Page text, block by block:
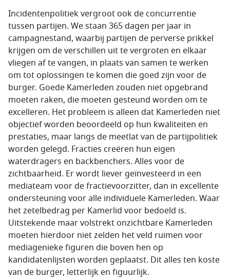
Incidentenpolitiek vergroot ook de concurrentie
tussen partijen. We staan 365 dagen per jaar in
campagnestand, waarbij partijen de perverse prikkel
krijgen om de verschillen uit te vergroten en elkaar
vliegen af te vangen, in plaats van samen te werken
om tot oplossingen te komen die goed zijn voor de
burger. Goede Kamerleden zouden niet opgebrand
moeten raken, die moeten gesteund worden om te
excelleren. Het probleem is alleen dat Kamerleden niet
objectief worden beoordeeld op hun kwaliteiten en
prestaties, maar langs de meetlat van de partijpolitiek
worden gelegd. Fracties creëren hun eigen
waterdragers en backbenchers. Alles voor de
zichtbaarheid. Er wordt liever geïnvesteerd in een
mediateam voor de fractievoorzitter, dan in excellente
ondersteuning voor alle individuele Kamerleden. Waar
het zetelbedrag per Kamerlid voor bedoeld is.
Uitstekende maar volstrekt onzichtbare Kamerleden
moeten hierdoor niet zelden het veld ruimen voor
mediagenieke figuren die boven hen op
kandidatenlijsten worden geplaatst. Dit alles ten koste
van de burger, letterlijk en figuurlijk.